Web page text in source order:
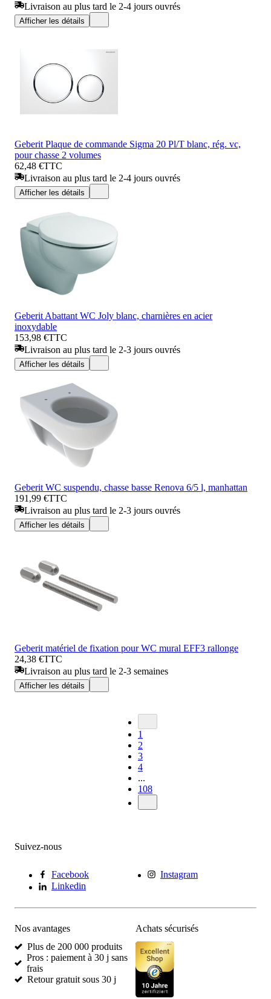
Livraison au plus tard le 2-4 jours ouvrés
Afficher les détails
Geberit Plaque de commande Sigma 20 Pl/T blanc, rég. vc,
pour chasse 2 volumes
62,48 €TTC
Livraison au plus tard le 2-4 jours ouvrés
Afficher les détails
Geberit Abattant WC Joly blanc, charnières en acier
inoxydable
153,98 €TTC
Livraison au plus tard le 2-3 jours ouvrés
Afficher les détails
Geberit WC suspendu, chasse basse Renova 6/5 l, manhattan
191,99 €TTC
Livraison au plus tard le 2-3 jours ouvrés
Afficher les détails
Geberit matériel de fixation pour WC mural EFF3 rallonge
24,38 €TTC
Livraison au plus tard le 2-3 semaines
Afficher les détails
1
2
3
4
...
108
Suivez-nous
Facebook
Instagram
Linkedin
Nos avantages
Plus de 200 000 produits
Pros : paiement à 30 j sans
frais
Retour gratuit sous 30 j
Achats sécurisés